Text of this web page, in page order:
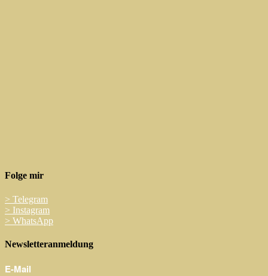
Folge mir
> Telegram
> Instagram
> WhatsApp
Newsletteranmeldung